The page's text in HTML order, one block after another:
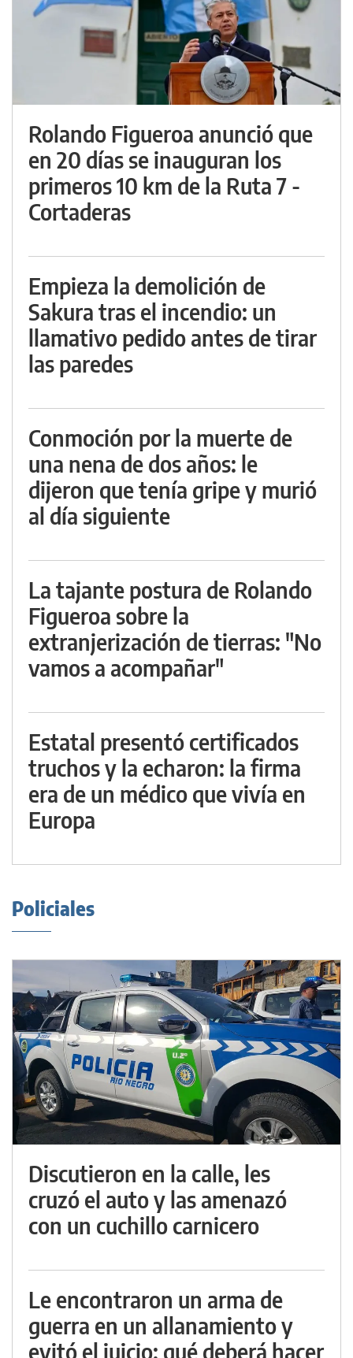
Rolando Figueroa anunció que
en 20 días se inauguran los
primeros 10 km de la Ruta 7 -
Cortaderas
Empieza la demolición de
Sakura tras el incendio: un
llamativo pedido antes de tirar
las paredes
Conmoción por la muerte de
una nena de dos años: le
dijeron que tenía gripe y murió
al día siguiente
La tajante postura de Rolando
Figueroa sobre la
extranjerización de tierras: "No
vamos a acompañar"
Estatal presentó certificados
truchos y la echaron: la firma
era de un médico que vivía en
Europa
Policiales
Discutieron en la calle, les
cruzó el auto y las amenazó
con un cuchillo carnicero
Le encontraron un arma de
guerra en un allanamiento y
evitó el juicio: qué deberá hacer